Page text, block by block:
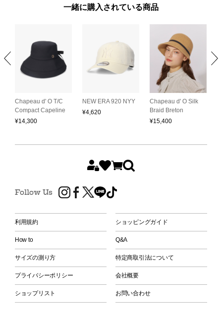
一緒に購入されている商品
Chapeau d' O T/C
Compact Capeline
¥14,300
NEW ERA 920 NYY
¥4,620
Chapeau d' O Silk
Braid Breton
¥15,400
Follow Us
利用規約 ショッピングガイド
How to Q&A
サイズの測り方 特定商取引法について
プライバシーポリシー 会社概要
ショップリスト お問い合わせ